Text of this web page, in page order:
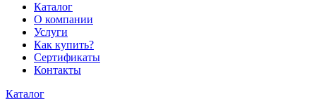
Каталог
О компании
Услуги
Как купить?
Сертификаты
Контакты
Каталог